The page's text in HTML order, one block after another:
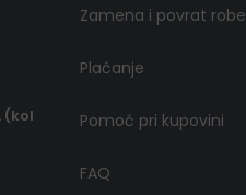
(kol
Zamena i povrat robe
Plaćanje
Pomoć pri kupovini
FAQ